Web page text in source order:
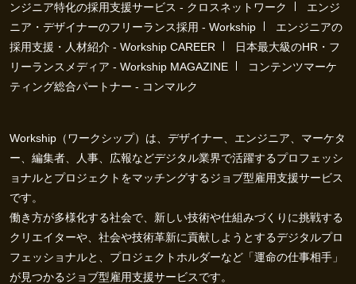
ンジニア特化の採用支援サービス - クロスネットワーク
エンジ
ニア・デザイナーのフリーランス採用 - Workship
エンジニアの
採用支援・人材紹介 - Workship CAREER
日本最大級のHR・フ
リーランスメディア - Workship MAGAZINE
コンテンツマーケ
ティング総合パートナー - コンマルク
Workship（ワークシップ）は、デザイナー、エンジニア、マーケタ
ー、編集者、人事、広報などデジタル業界で活躍するプロフェッシ
ョナルとプロジェクトをマッチングするジョブ型雇用支援サービス
です。
働き方が多様化する社会で、新しい技術や仕組みづくりに挑戦する
クリエイターや、社会や技術革新に貢献しようとするデジタルプロ
フェッショナルと、プロジェクトホルダーなど「運命の仕事相手」
が見つかるジョブ型雇用支援サービスです。